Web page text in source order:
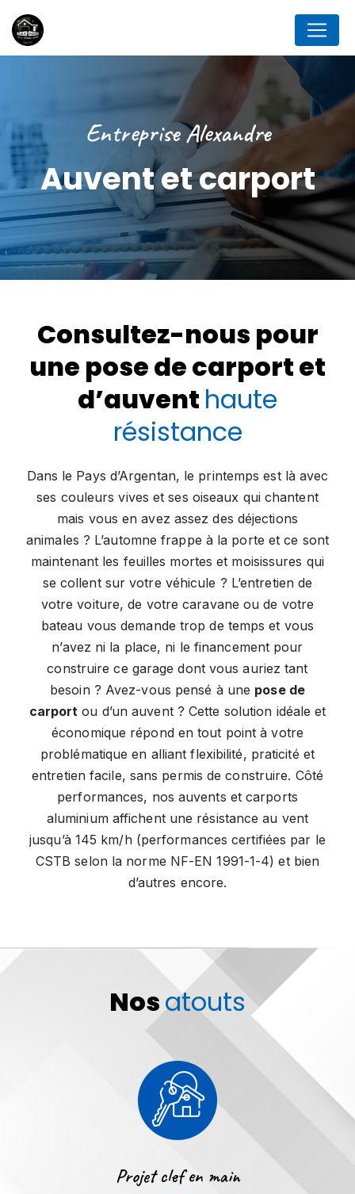
Entreprise Alexandre
Auvent et carport
Consultez-nous pour
une pose de carport et
d’auvent haute
résistance
Dans le Pays d’Argentan, le printemps est là avec
ses couleurs vives et ses oiseaux qui chantent
mais vous en avez assez des déjections
animales ? L’automne frappe à la porte et ce sont
maintenant les feuilles mortes et moisissures qui
se collent sur votre véhicule ? L’entretien de
votre voiture, de votre caravane ou de votre
bateau vous demande trop de temps et vous
n’avez ni la place, ni le financement pour
construire ce garage dont vous auriez tant
besoin ? Avez-vous pensé à une pose de
carport ou d’un auvent ? Cette solution idéale et
économique répond en tout point à votre
problématique en alliant flexibilité, praticité et
entretien facile, sans permis de construire. Côté
performances, nos auvents et carports
aluminium affichent une résistance au vent
jusqu’à 145 km/h (performances certifiées par le
CSTB selon la norme NF-EN 1991-1-4) et bien
d’autres encore.
Nosatouts
Projet clef en main